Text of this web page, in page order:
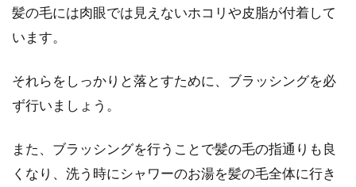
つむじを押すとはげるって本当？つ
昔から「◯◯をすると○○になる」といった、い
髪の毛には肉眼では見えないホコリや皮脂が付着して
います。
それらをしっかりと落とすために、ブラッシングを必
ず行いましょう。
また、ブラッシングを行うことで髪の毛の指通りも良
くなり、洗う時にシャワーのお湯を髪の毛全体に行き